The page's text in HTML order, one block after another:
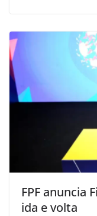
FPF anuncia
ida e volta